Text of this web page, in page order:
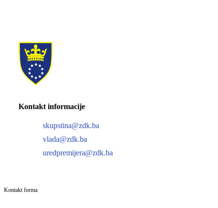
Kontakt informacije
skupstina@zdk.ba
vlada@zdk.ba
uredpremijera@zdk.ba
Kontakt forma